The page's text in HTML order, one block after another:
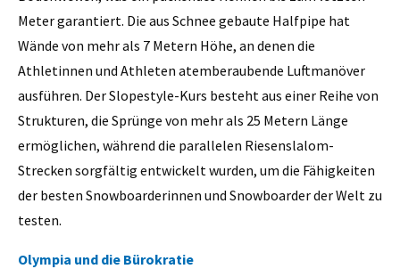
Meter garantiert. Die aus Schnee gebaute Halfpipe hat
Wände von mehr als 7 Metern Höhe, an denen die
Athletinnen und Athleten atemberaubende Luftmanöver
ausführen. Der Slopestyle-Kurs besteht aus einer Reihe von
Strukturen, die Sprünge von mehr als 25 Metern Länge
ermöglichen, während die parallelen Riesenslalom-
Strecken sorgfältig entwickelt wurden, um die Fähigkeiten
der besten Snowboarderinnen und Snowboarder der Welt zu
testen.
Olympia und die Bürokratie